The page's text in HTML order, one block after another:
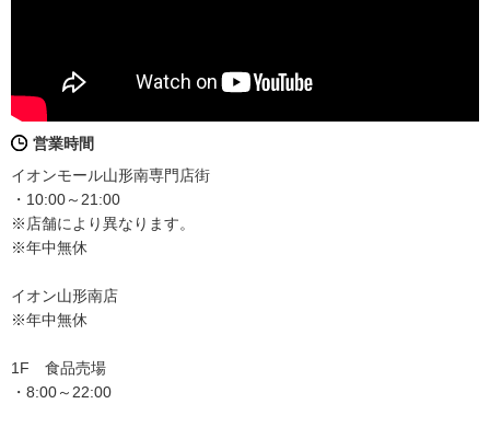
営業時間
イオンモール山形南専門店街
・10:00～21:00
※店舗により異なります。
※年中無休
イオン山形南店
※年中無休
1F 食品売場
・8:00～22:00